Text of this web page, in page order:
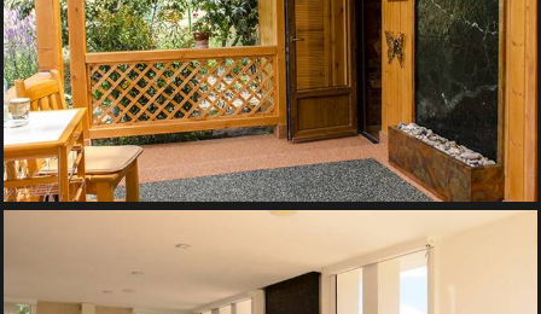
PERETE DE APA – FANTANA ARTEZIANA DE GRADINA
Pereti de Apa